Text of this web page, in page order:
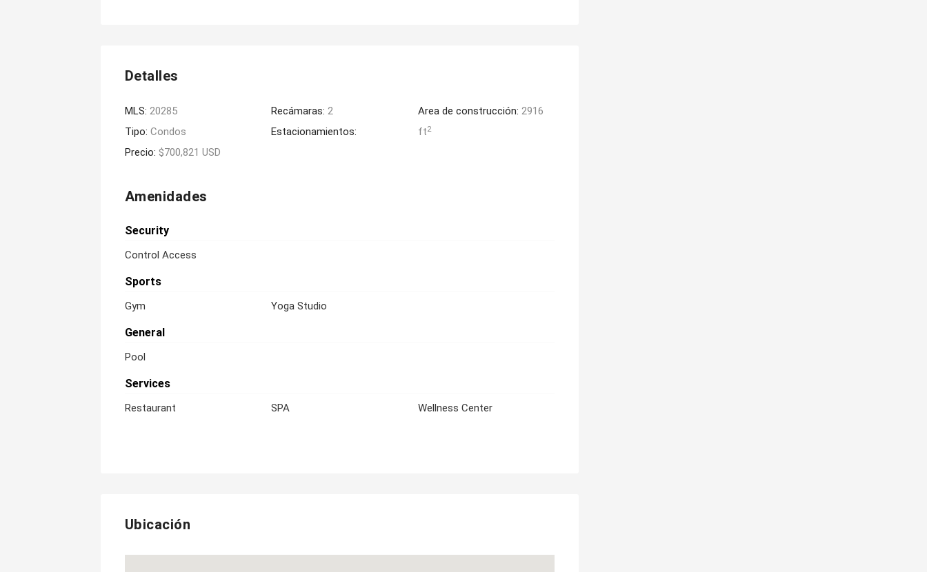
Detalles
MLS: 20285
Tipo: Condos
Precio: $700,821 USD
Recámaras:2
Estacionamientos:
Area de construcción: 2916
ft2
Amenidades
Security
Control Access
Sports
Gym Yoga Studio
General
Pool
Services
Restaurant SPA Wellness Center
Ubicación